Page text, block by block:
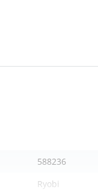
588236
Ryobi